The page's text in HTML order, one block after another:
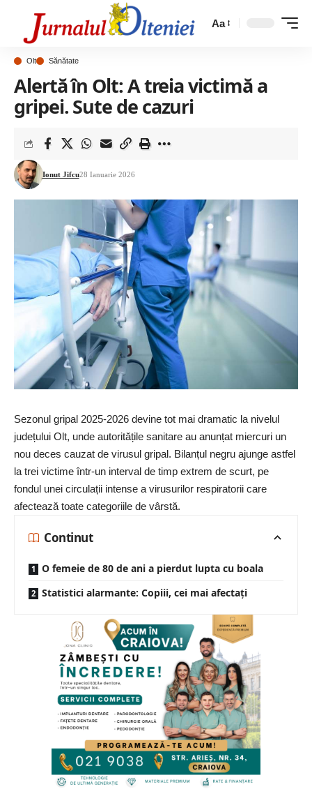
Aa
Olt Sănătate
Alertă în Olt: A treia victimă a
gripei. Sute de cazuri
Ionut Jifcu28 Ianuarie 2026
Sezonul gripal 2025-2026 devine tot mai dramatic la nivelul
județului Olt, unde autoritățile sanitare au anunțat miercuri un
nou deces cauzat de virusul gripal. Bilanțul negru ajunge astfel
la trei victime într-un interval de timp extrem de scurt, pe
fondul unei circulații intense a virusurilor respiratorii care
afectează toate categoriile de vârstă.
Continut
O femeie de 80 de ani a pierdut lupta cu boala
Statistici alarmante: Copiii, cei mai afectați